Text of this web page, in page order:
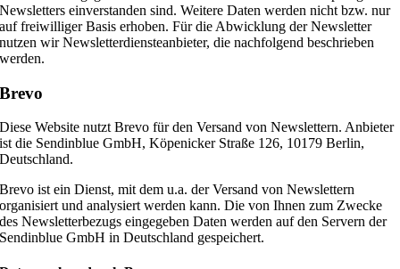
Newsletters einverstanden sind. Weitere Daten werden nicht bzw. nur
auf freiwilliger Basis erhoben. Für die Abwicklung der Newsletter
nutzen wir Newsletterdiensteanbieter, die nachfolgend beschrieben
werden.
Brevo
Diese Website nutzt Brevo für den Versand von Newslettern. Anbieter
ist die Sendinblue GmbH, Köpenicker Straße 126, 10179 Berlin,
Deutschland.
Brevo ist ein Dienst, mit dem u.a. der Versand von Newslettern
organisiert und analysiert werden kann. Die von Ihnen zum Zwecke
des Newsletterbezugs eingegeben Daten werden auf den Servern der
Sendinblue GmbH in Deutschland gespeichert.